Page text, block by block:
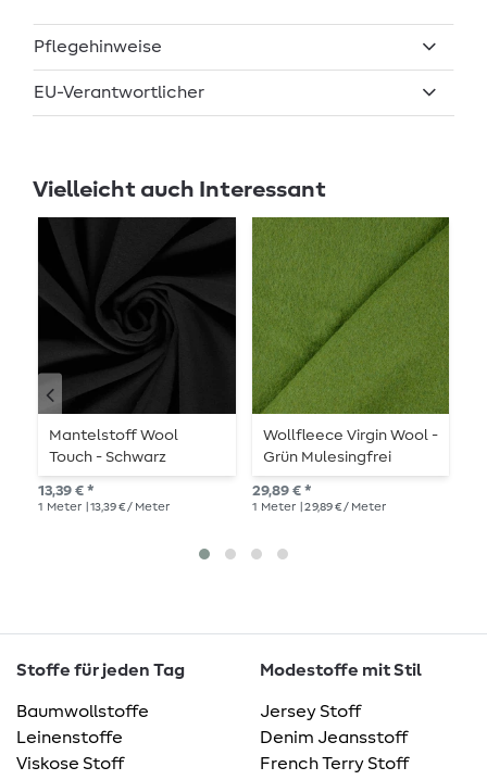
Pflegehinweise
EU-Verantwortlicher
Vielleicht auch Interessant
Mantelstoff Wool
Touch - Schwarz
13,39 € *
1 Meter | 13,39 € / Meter
Wollfleece Virgin Wool -
Grün Mulesingfrei
29,89 € *
1 Meter | 29,89 € / Meter
Stoffe für jeden Tag
Baumwollstoffe
Leinenstoffe
Viskose Stoff
Modestoffe mit Stil
Jersey Stoff
Denim Jeansstoff
French Terry Stoff